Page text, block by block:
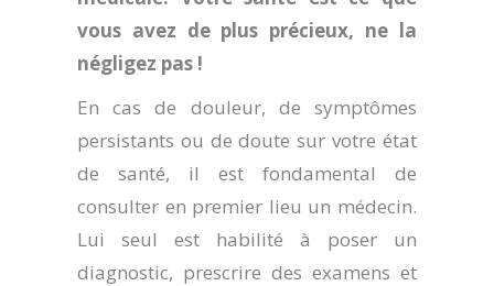
vous avez de plus précieux, ne la
négligez pas !
En cas de douleur, de symptômes
persistants ou de doute sur votre état
de santé, il est fondamental de
consulter en premier lieu un médecin.
Lui seul est habilité à poser un
diagnostic, prescrire des examens et